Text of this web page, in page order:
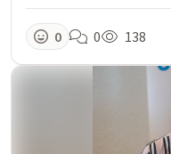
0 0 138